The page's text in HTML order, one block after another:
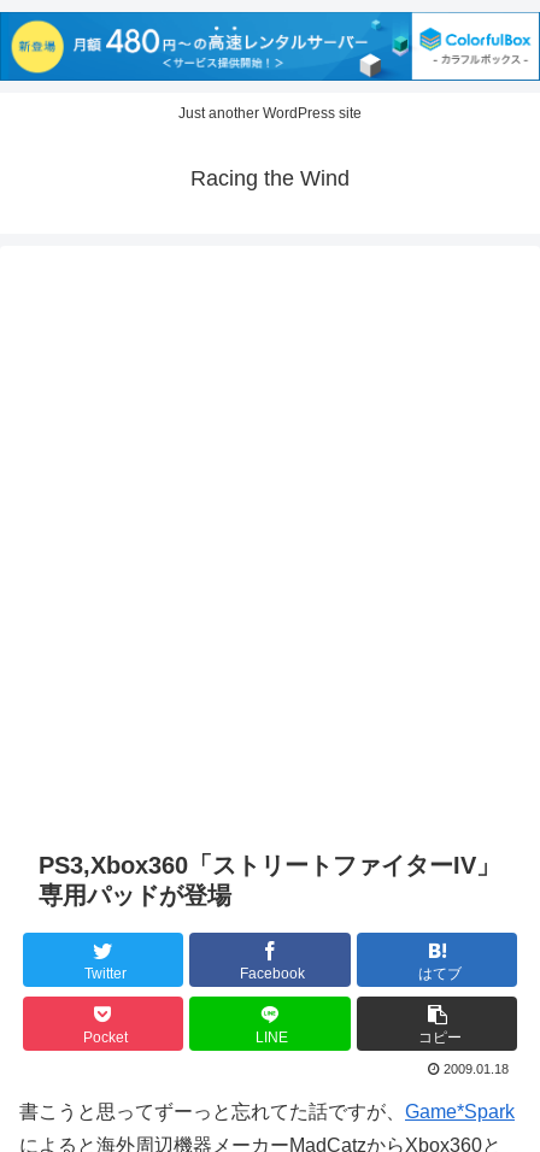
Just another WordPress site
Racing the Wind
PS3,Xbox360「ストリートファイターIV」
専用パッドが登場
Twitter Facebook はてブ
Pocket LINE コピー
2009.01.18
書こうと思ってずーっと忘れてた話ですが、 Game*Spark
によると海外周辺機器メーカーMadCatzからXbox360と